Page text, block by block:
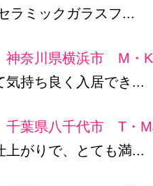
ラミックガラスフ...
奈川県横浜市 M・
気持ち良く入居でき...
葉県八千代市 T・
上がりで、とても満...